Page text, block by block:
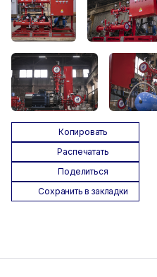
Копировать
Распечатать
Поделиться
Сохранить в закладки